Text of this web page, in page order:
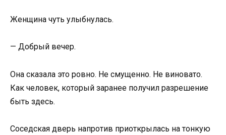
Женщина чуть улыбнулась.
— Добрый вечер.
Она сказала это ровно. Не смущенно. Не виновато.
Как человек, который заранее получил разрешение
быть здесь.
Соседская дверь напротив приоткрылась на тонкую